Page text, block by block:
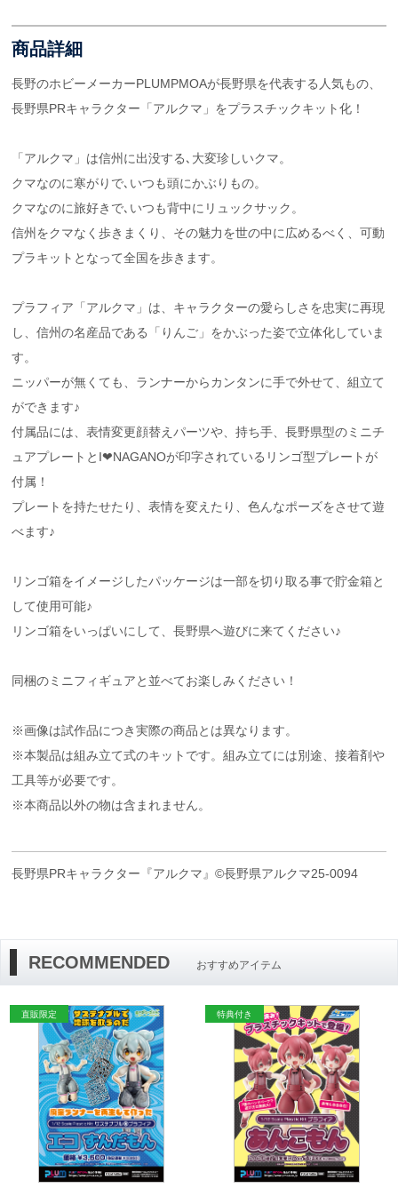
商品詳細
長野のホビーメーカーPLUMPMOAが長野県を代表する人気もの、
長野県PRキャラクター「アルクマ」をプラスチックキット化！
「アルクマ」は信州に出没する､大変珍しいクマ。
クマなのに寒がりで､いつも頭にかぶりもの。
クマなのに旅好きで､いつも背中にリュックサック。
信州をクマなく歩きまくり、その魅力を世の中に広めるべく、可動
プラキットとなって全国を歩きます。
プラフィア「アルクマ」は、キャラクターの愛らしさを忠実に再現
し、信州の名産品である「りんご」をかぶった姿で立体化していま
す。
ニッパーが無くても、ランナーからカンタンに手で外せて、組立て
ができます♪
付属品には、表情変更顔替えパーツや、持ち手、長野県型のミニチ
ュアプレートとI❤NAGANOが印字されているリンゴ型プレートが
付属！
プレートを持たせたり、表情を変えたり、色んなポーズをさせて遊
べます♪
リンゴ箱をイメージしたパッケージは一部を切り取る事で貯金箱と
して使用可能♪
リンゴ箱をいっぱいにして、長野県へ遊びに来てください♪
同梱のミニフィギュアと並べてお楽しみください！
※画像は試作品につき実際の商品とは異なります。
※本製品は組み立て式のキットです。組み立てには別途、接着剤や
工具等が必要です。
※本商品以外の物は含まれません。
長野県PRキャラクター『アルクマ』©長野県アルクマ25-0094
RECOMMENDED おすすめアイテム